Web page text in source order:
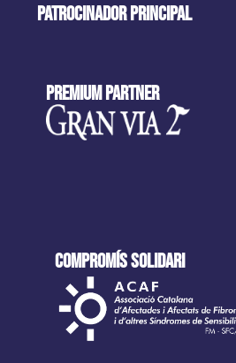
patrocinador principal
Premium partner
COMPROMÍS SOLIDARI